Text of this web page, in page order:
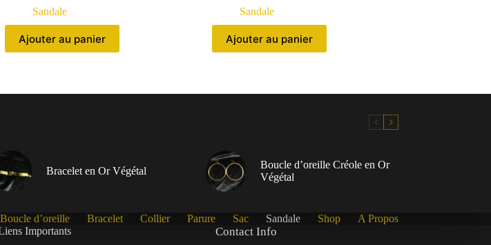
Sandale
Ajouter au panier
Sandale
Ajouter au panier
Bracelet en Or Végétal
Boucle d’oreille Créole en Or
Végétal
Boucle d’oreille Bracelet Collier Parure Sac Sandale Shop
A Propos
Importants Contact Info